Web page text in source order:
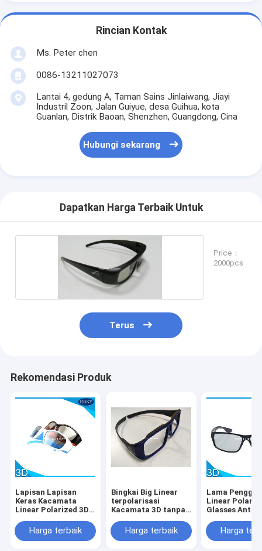
Rincian Kontak
Ms. Peter chen
0086-13211027073
Lantai 4, gedung A, Taman Sains Jinlaiwang, Jiayi
Industril Zoon, Jalan Guiyue, desa Guihua, kota
Guanlan, Distrik Baoan, Shenzhen, Guangdong, Cina
Hubungi sekarang
Dapatkan Harga Terbaik Untuk
Price：
2000pcs
Terus
Rekomendasi Produk
Lapisan Lapisan
Keras Kacamata
Linear Polarized 3D
/ OranyeHarga terbaik
Bingkai Big Linear
terpolarisasi
Kacamata 3D tanpa
Lensa Warna Kustom
Harga terbaik
Lama
Linear
Glasses Anti
Harga